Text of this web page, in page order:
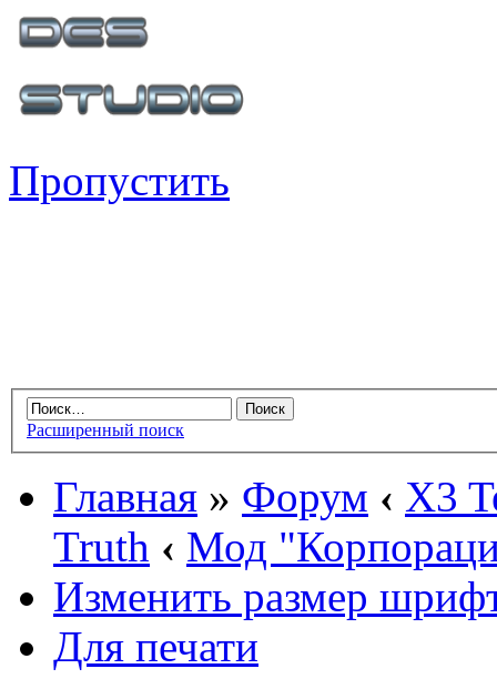
Пропустить
Расширенный поиск
Главная » Форум ‹ X3
Truth ‹ Мод
Изменить размер
Для печати